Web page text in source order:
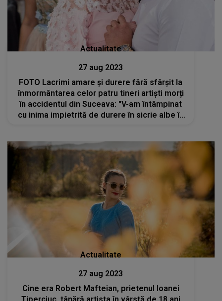
Actualitate
27 aug 2023
FOTO Lacrimi amare și durere fără sfârșit la
înmormântarea celor patru tineri artiști morți
în accidentul din Suceava: "V-am întâmpinat
cu inima impietrită de durere în sicrie albe în
Actualitate
27 aug 2023
Cine era Robert Mafteian, prietenul Ioanei